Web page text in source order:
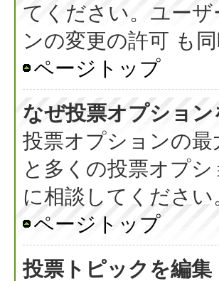
てください。ユー
ンの変更の許可 も
ページトップ
なぜ投票オプショ
投票オプションの
と多くの投票オプ
に相談してください
ページトップ
投票トピックを編